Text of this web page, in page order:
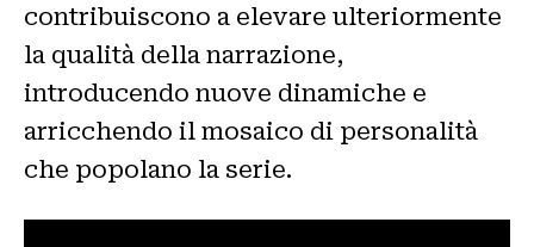
contribuiscono a elevare ulteriormente
la qualità della narrazione,
introducendo nuove dinamiche e
arricchendo il mosaico di personalità
che popolano la serie.